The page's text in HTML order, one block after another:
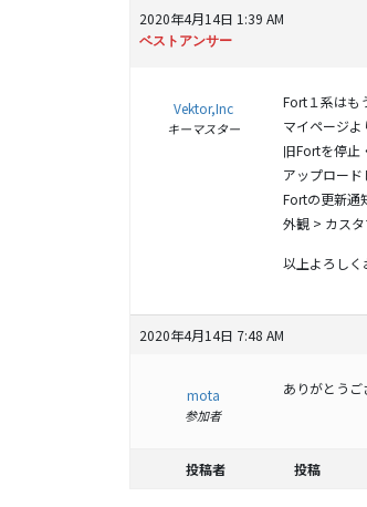
2020年4月14日 1:39 AM
ベストアンサー
Vektor,Inc
キーマスター
Fort１系はも
マイページよ
旧Fortを停止
アップロード
Fortの更新通
外観 > カス
以上よろしく
2020年4月14日 7:48 AM
mota
参加者
ありがとう
投稿者 投稿